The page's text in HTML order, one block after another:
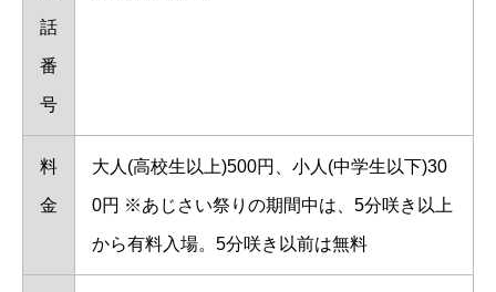
話
番
号
料
金
大人(高校生以上)500円、小人(中学生以下)30
0円 ※あじさい祭りの期間中は、5分咲き以上
から有料入場。5分咲き以前は無料